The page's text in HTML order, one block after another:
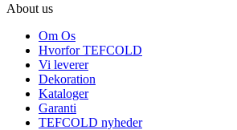
About us
Om Os
Hvorfor TEFCOLD
Vi leverer
Dekoration
Kataloger
Garanti
TEFCOLD nyheder